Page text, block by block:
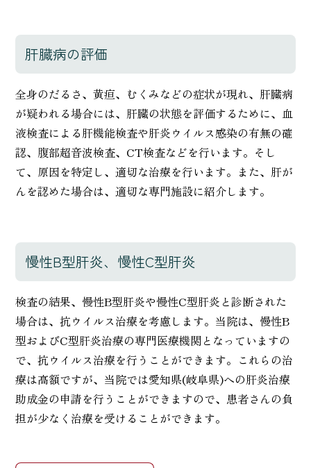
肝臓病の評価
全身のだるさ、黄疸、むくみなどの症状が現れ、肝臓病
が疑われる場合には、肝臓の状態を評価するために、血
液検査による肝機能検査や肝炎ウイルス感染の有無の確
認、腹部超音波検査、CT検査などを行います。そし
て、原因を特定し、適切な治療を行います。また、肝が
んを認めた場合は、適切な専門施設に紹介します。
慢性B型肝炎、慢性C型肝炎
検査の結果、慢性B型肝炎や慢性C型肝炎と診断された
場合は、抗ウイルス治療を考慮します。当院は、慢性B
型およびC型肝炎治療の専門医療機関となっていますの
で、抗ウイルス治療を行うことができます。これらの治
療は高額ですが、当院では愛知県(岐阜県)への肝炎治療
助成金の申請を行うことができますので、患者さんの負
担が少なく治療を受けることができます。